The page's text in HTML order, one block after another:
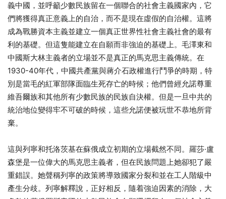
義中國，並呼籲少數民族留在一個聯合的社會主義國家內，它
們將獲得真正意義上的自治，而不是現在虛假的自治權。這將
成為戰勝資本主義並建立一個真正世界性社會主義社會的最有
利的基礎。但這隻能建立在自願而非強迫的基礎上。毛澤東和
中國斯大林主義者的立場並不是真正的馬克思主義傳統。在
1930-40年代，中國共產黨與蔣介石政權進行鬥爭的時期，特
別是當毛的紅軍部隊面臨生死存亡的時候；他們曾經允諾尊重
維吾爾族和其他所有少數民族的民族自決權。但是一旦中共的
統治地位變得牢不可破的時候，這些允諾便被玩世不恭地所背
棄。
這與列寧和托洛茨基在蘇俄成立初期的立場截然不同。羅莎·盧
森堡是一位偉大的馬克思主義者，但在民族問題上她卻犯了嚴
重錯誤。她聲稱列寧的政策將導致國家分裂和並在工人階級中
產生分歧。列寧解釋說，正好相反，隨着強迫因素的消除，大